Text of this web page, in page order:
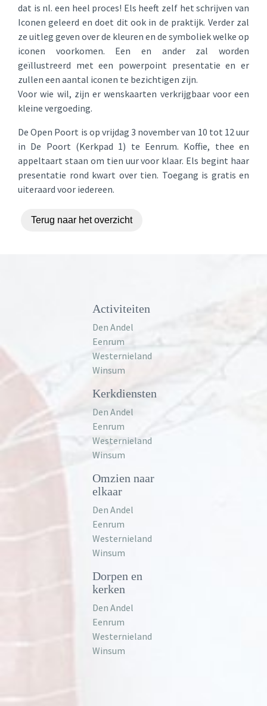
dat is nl. een heel proces! Els heeft zelf het schrijven van
Iconen geleerd en doet dit ook in de praktijk. Verder zal
ze uitleg geven over de kleuren en de symboliek welke op
iconen voorkomen. Een en ander zal worden
geïllustreerd met een powerpoint presentatie en er
zullen een aantal iconen te bezichtigen zijn.
Voor wie wil, zijn er wenskaarten verkrijgbaar voor een
kleine vergoeding.
De Open Poort is op vrijdag 3 november van 10 tot 12 uur
in De Poort (Kerkpad 1) te Eenrum. Koffie, thee en
appeltaart staan om tien uur voor klaar. Els begint haar
presentatie rond kwart over tien. Toegang is gratis en
uiteraard voor iedereen.
Terug naar het overzicht
Activiteiten
Den Andel
Eenrum
Westernieland
Winsum
Kerkdiensten
Den Andel
Eenrum
Westernieland
Winsum
Omzien naar
elkaar
Den Andel
Eenrum
Westernieland
Winsum
Dorpen en
kerken
Den Andel
Eenrum
Westernieland
Winsum